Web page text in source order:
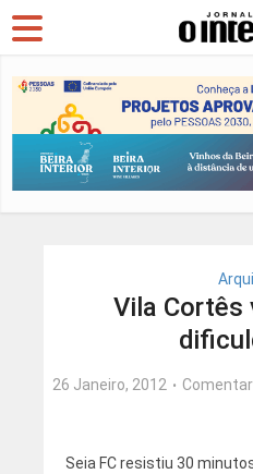
Vila Cortês
26 Janeiro, 2012 Comentar
Seia FC resistiu 30